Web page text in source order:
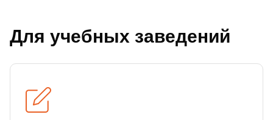
Для учебных заведений